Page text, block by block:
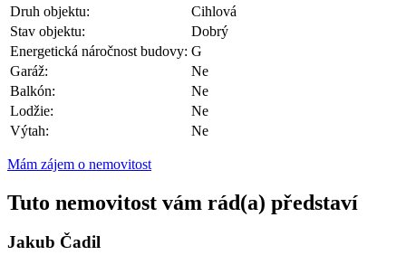
Druh objektu:
Cihlová
Stav objektu:
Dobrý
Energetická náročnost budovy: G
Garáž:
Ne
Balkón:
Ne
Lodžie:
Ne
Výtah:
Ne
Mám zájem o nemovitost
Tuto nemovitost vám rád(a) představí
Jakub Čadil